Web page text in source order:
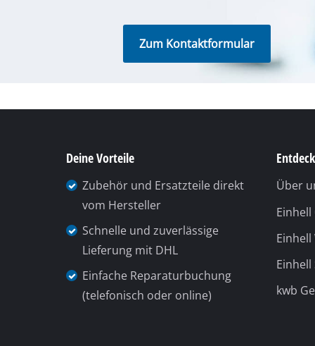
Dieselheizgeräte
Luftentfeuchter
Zum Kontaktformular
Deine Vorteile
Zubehör und Ersatzteile direkt
vom Hersteller
Schnelle und zuverlässige
Lieferung mit DHL
Einfache Reparaturbuchung
(telefonisch oder online)
Über
Einhell
Einhell
kwb